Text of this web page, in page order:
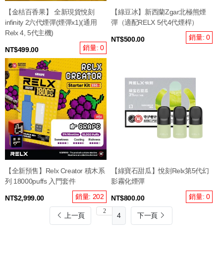
【金桔百香果】 全新現貨悅刻
infinity 2六代煙彈(煙彈x1)(通用
Relx 4, 5代主機)
NT$499.00 銷量: 0
【綠豆冰】新西蘭Zgar北極熊煙
彈（適配RELX 5代4代煙桿）
NT$500.00 銷量: 0
【全新預售】Relx Creator 積木系
列 18000puffs 入門套件
NT$2,999.00 銷量: 202
【綠寶石甜瓜】悅刻Relx第5代幻
影霧化煙彈
NT$800.00 銷量: 0
上一頁 4 下一頁